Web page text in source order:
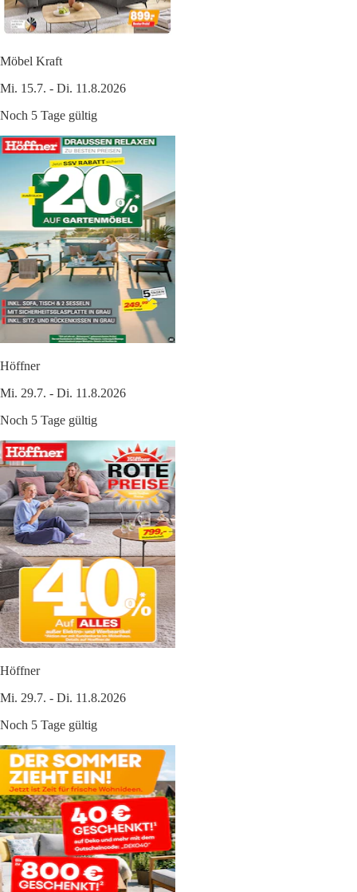
Möbel Kraft
Mi. 15.7. - Di. 11.8.2026
Noch 5 Tage gültig
Höffner
Mi. 29.7. - Di. 11.8.2026
Noch 5 Tage gültig
Höffner
Mi. 29.7. - Di. 11.8.2026
Noch 5 Tage gültig